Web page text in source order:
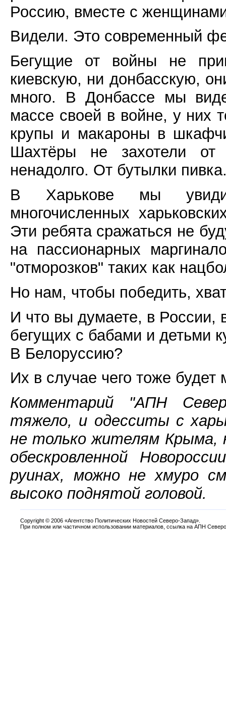
Россию, вместе с
Видели. Это современный
Бегущие от войны не
киевскую, ни донбасскую,
много. В Донбассе мы
массе своей в войне, у них
крупы и макароны в
Шахтёры не захотели от
ненадолго. От бутылки
В Харькове мы
многочисленных
Эти ребята сражаться не
на пассионарных
"отморозков" таких как
Но нам, чтобы победить,
И что вы думаете, в
бегущих с бабами и детьми
В Белоруссию?
Их в случае чего тоже будет
Комментарий "АПН
тяжело, и одесситы с
не только жителям Крыма,
обескровленной
руинах, можно не хмуро
высоко поднятой головой.
Copyright © 2006 «Агентство Политических Новостей Северо-Запад».
При полном или частичном использовании материалов, ссылка на АПН